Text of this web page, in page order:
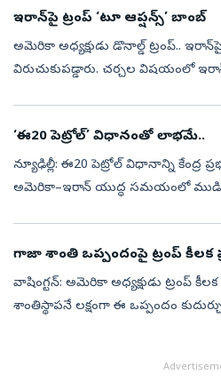
ఇరాన్‌పై ట్రంప్‌ ‘టూ ఆప్షన్స్‌’ బాంబ్‌
అమెరికా అధ్యక్షుడు డొనాల్డ్‌ ట్రంప్‌..
విరుచుకుపడ్డారు. చర్చల విషయంలో
‘ఈ20 పెట్రోల్‌’ విధానంతో లాభమే..
న్యూఢిల్లీ: ఈ20 పెట్రోల్‌ విధానాన్ని కేంద్ర ప్రభుత్వం మరోసారి సమర్థించింది.
అమెరికా–ఇరాన్‌ యుద్ధ సమయంలో ముడి
గాజా శాంతి ఒప్పందంపై ట్రంప్‌ కీలక
వాషింగ్టన్‌: అమెరికా అధ్యక్షుడు ట్రంప్
శాంతిస్థాపనే లక్షంగా ఈ ఒప్పందం